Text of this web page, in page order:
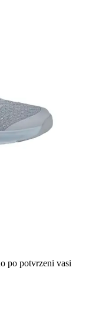
po potvrzeni vasi